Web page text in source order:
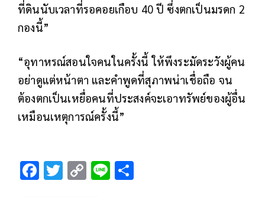
ที่ดินนับเวลาที่รอคอยเกือบ 40 ปี ซึ่งตกเป็นมรดก 2
กองนี้”
“อุทาหรณ์สอนใจคนในครั้งนี้ ให้พึงระมัดระวังผู้คน
อย่าดูแต่หน้าตา และคำพูดที่สุภาพน่าเชื่อถือ จน
ต้องตกเป็นเหยื่อคนที่ประสงค์จะเอาทรัพย์ของผู้อื่น
เหมือนเหตุการณ์ครั้งนี้”
F T C Li